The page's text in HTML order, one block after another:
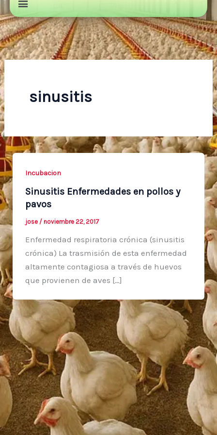
sinusitis
Incubacion
Sinusitis Enfermedades en pollos y
pavos
jose / noviembre 22, 2017
Enfermedad respiratoria crónica (sinusitis
crónica) La trasmisión de esta enfermedad
altamente contagiosa a través de huevos
que provienen de aves […]